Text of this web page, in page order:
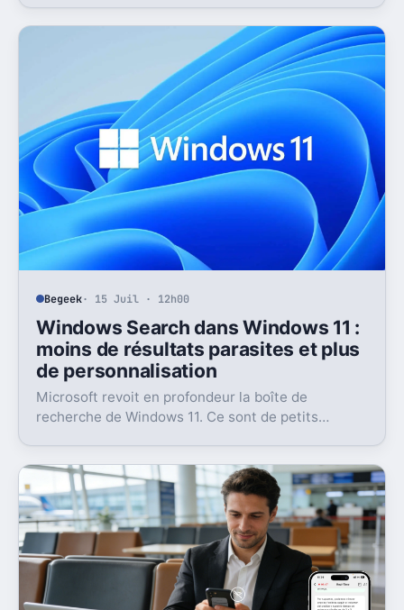
abonnements.
Begeek· 15 Juil · 12h00
Windows Search dans Windows 11 :
moins de résultats parasites et plus
de personnalisation
Microsoft revoit en profondeur la boîte de
recherche de Windows 11. Ce sont de petits